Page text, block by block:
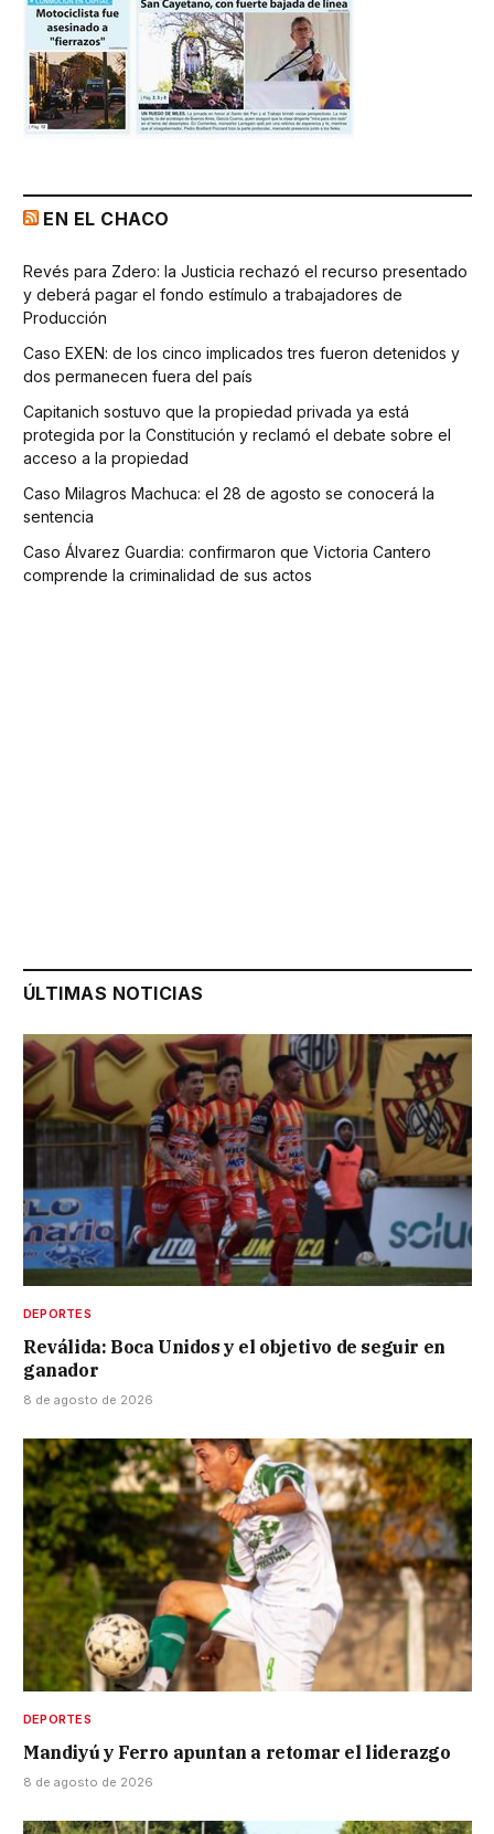
EN EL CHACO
Revés para Zdero: la Justicia rechazó el recurso presentado
y deberá pagar el fondo estímulo a trabajadores de
Producción
Caso EXEN: de los cinco implicados tres fueron detenidos y
dos permanecen fuera del país
Capitanich sostuvo que la propiedad privada ya está
protegida por la Constitución y reclamó el debate sobre el
acceso a la propiedad
Caso Milagros Machuca: el 28 de agosto se conocerá la
sentencia
Caso Álvarez Guardia: confirmaron que Victoria Cantero
comprende la criminalidad de sus actos
ÚLTIMAS NOTICIAS
DEPORTES
Reválida: Boca Unidos y el objetivo de seguir en
ganador
8 de agosto de 2026
DEPORTES
Mandiyú y Ferro apuntan a retomar el liderazgo
8 de agosto de 2026